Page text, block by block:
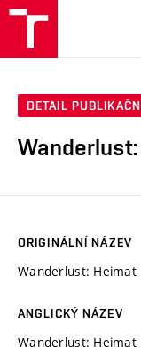
DETAIL
ORIGINÁLNÍ NÁZEV
Wanderlust: Heimat
ANGLICKÝ NÁZEV
Wanderlust: Heimat